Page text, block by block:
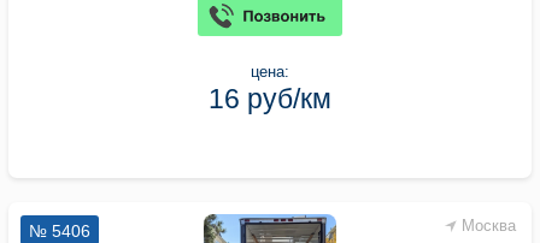
цена:
16 руб/км
Москва
№ 5406